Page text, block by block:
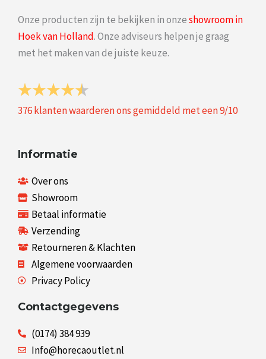
Onze producten zijn te bekijken in onzeshowroom in
Hoek van Holland. Onze adviseurs helpen je graag
met het maken van de juiste keuze.
376klanten waarderen ons gemiddeld met een9/10
Informatie
Over ons
Showroom
Betaal informatie
Verzending
Retourneren & Klachten
Algemene voorwaarden
Privacy Policy
Contactgegevens
(0174) 384 939
Info@horecaoutlet.nl